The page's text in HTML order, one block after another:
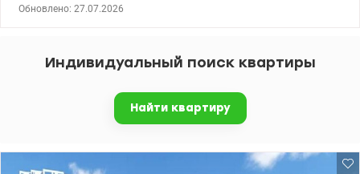
Обновлено: 27.07.2026
Индивидуальный поиск квартиры
Найти квартиру